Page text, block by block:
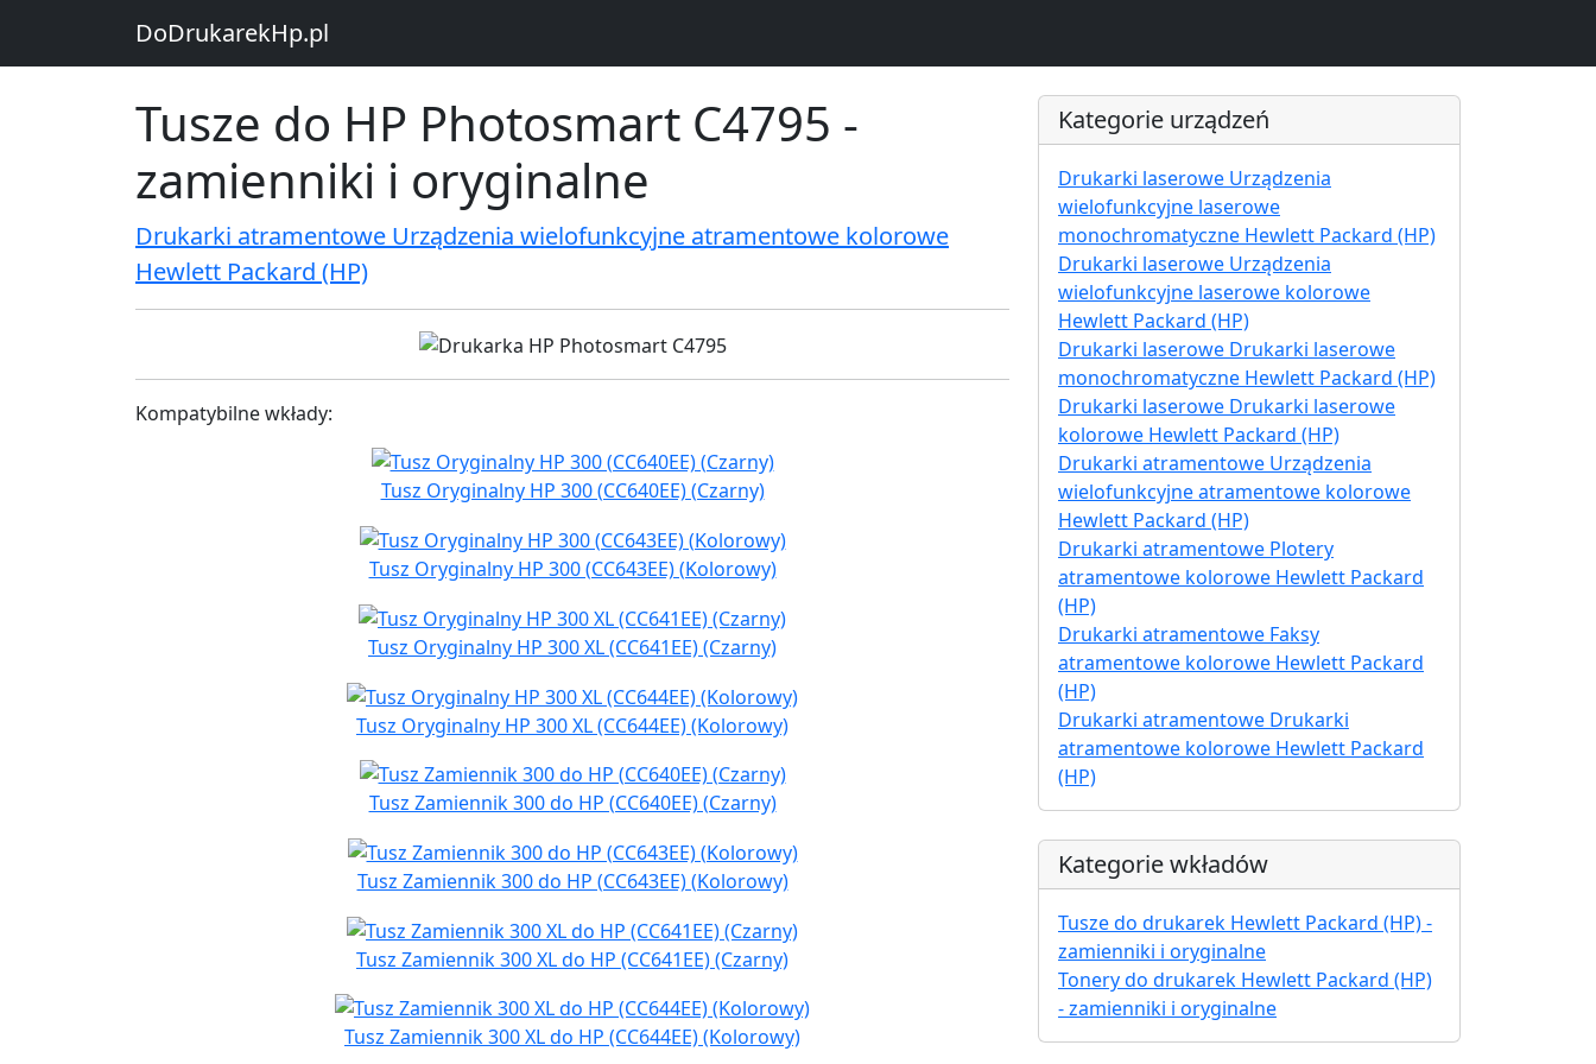
DoDrukarekHp.pl
Tusze do HP Photosmart C4795 -
zamienniki i oryginalne
Drukarki atramentowe Urządzenia wielofunkcyjne atramentowe kolorowe
Hewlett Packard (HP)
Kompatybilne wkłady:
Tusz Oryginalny HP 300 (CC640EE) (Czarny)
Tusz Oryginalny HP 300 (CC643EE) (Kolorowy)
Tusz Oryginalny HP 300 XL (CC641EE) (Czarny)
Tusz Oryginalny HP 300 XL (CC644EE) (Kolorowy)
Tusz Zamiennik 300 do HP (CC640EE) (Czarny)
Tusz Zamiennik 300 do HP (CC643EE) (Kolorowy)
Tusz Zamiennik 300 XL do HP (CC641EE) (Czarny)
Tusz Zamiennik 300 XL do HP (CC644EE) (Kolorowy)
Kategorie urządzeń
Drukarki laserowe Urządzenia
wielofunkcyjne laserowe
monochromatyczne Hewlett Packard (HP)
Drukarki laserowe Urządzenia
wielofunkcyjne laserowe kolorowe
Hewlett Packard (HP)
Drukarki laserowe Drukarki laserowe
monochromatyczne Hewlett Packard (HP)
Drukarki laserowe Drukarki laserowe
kolorowe Hewlett Packard (HP)
Drukarki atramentowe Urządzenia
wielofunkcyjne atramentowe kolorowe
Hewlett Packard (HP)
Drukarki atramentowe Plotery
atramentowe kolorowe Hewlett Packard
(HP)
Drukarki atramentowe Faksy
atramentowe kolorowe Hewlett Packard
(HP)
Drukarki atramentowe Drukarki
atramentowe kolorowe Hewlett Packard
(HP)
Kategorie wkładów
Tusze do drukarek Hewlett Packard (HP) -
zamienniki i oryginalne
Tonery do drukarek Hewlett Packard (HP)
- zamienniki i oryginalne